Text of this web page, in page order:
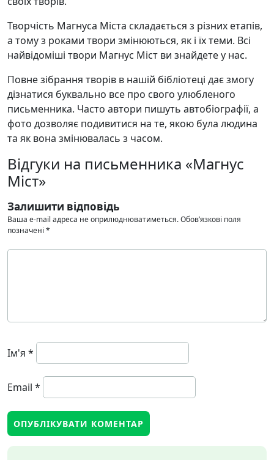
Творчість Магнуса Міста складається з різних етапів,
а тому з роками твори змінюються, як і їх теми. Всі
найвідоміші твори Магнус Міст ви знайдете у нас.
Повне зібрання творів в нашій бібліотеці дає змогу
дізнатися буквально все про свого улюбленого
письменника. Часто автори пишуть автобіографії, а
фото дозволяє подивитися на те, якою була людина
та як вона змінювалась з часом.
Відгуки на письменника «Магнус
Міст»
Залишити відповідь
Ваша e-mail адреса не оприлюднюватиметься.Обов’язкові поля
позначені *
Ім'я *
Email *